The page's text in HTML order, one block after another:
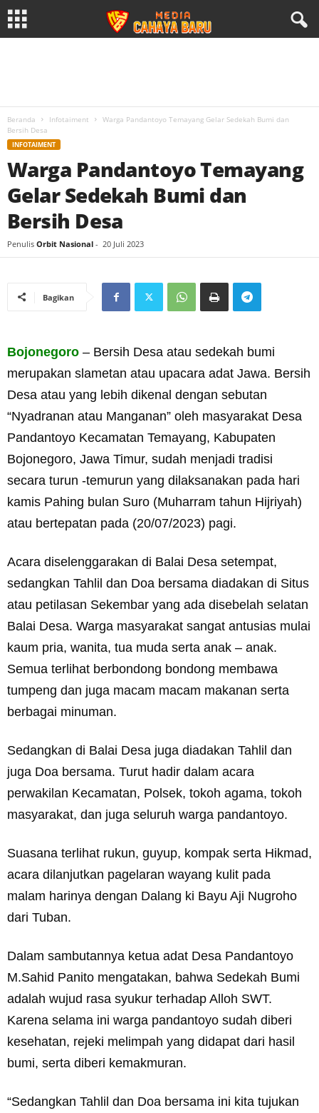
Beranda Infotaiment
Warga Pandantoyo Temayang Gelar Sedekah Bumi dan
Bersih Desa
INFOTAIMENT
Warga Pandantoyo Temayang
Gelar Sedekah Bumi dan
Bersih Desa
Penulis Orbit Nasional - 20 Juli 2023
Bagikan
Bojonegoro – Bersih Desa atau sedekah bumi
merupakan slametan atau upacara adat Jawa. Bersih
Desa atau yang lebih dikenal dengan sebutan
“Nyadranan atau Manganan” oleh masyarakat Desa
Pandantoyo Kecamatan Temayang, Kabupaten
Bojonegoro, Jawa Timur, sudah menjadi tradisi
secara turun -temurun yang dilaksanakan pada hari
kamis Pahing bulan Suro (Muharram tahun Hijriyah)
atau bertepatan pada (20/07/2023) pagi.
Acara diselenggarakan di Balai Desa setempat,
sedangkan Tahlil dan Doa bersama diadakan di Situs
atau petilasan Sekembar yang ada disebelah selatan
Balai Desa. Warga masyarakat sangat antusias mulai
kaum pria, wanita, tua muda serta anak – anak.
Semua terlihat berbondong bondong membawa
tumpeng dan juga macam macam makanan serta
berbagai minuman.
Sedangkan di Balai Desa juga diadakan Tahlil dan
juga Doa bersama. Turut hadir dalam acara
perwakilan Kecamatan, Polsek, tokoh agama, tokoh
masyarakat, dan juga seluruh warga pandantoyo.
Suasana terlihat rukun, guyup, kompak serta Hikmad,
acara dilanjutkan pagelaran wayang kulit pada
malam harinya dengan Dalang ki Bayu Aji Nugroho
dari Tuban.
Dalam sambutannya ketua adat Desa Pandantoyo
M.Sahid Panito mengatakan, bahwa Sedekah Bumi
adalah wujud rasa syukur terhadap Alloh SWT.
Karena selama ini warga pandantoyo sudah diberi
kesehatan, rejeki melimpah yang didapat dari hasil
bumi, serta diberi kemakmuran.
“Sedangkan Tahlil dan Doa bersama ini kita tujukan